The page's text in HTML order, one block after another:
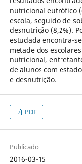
nutricional eutrófico
escola, seguido de
desnutrição (8,2%).
estudada encontra-
metade dos
nutricional,
de alunos com
e desnutrição.
PDF
Publicado
2016-03-15